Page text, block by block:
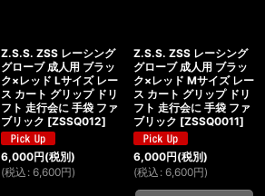
Z.S.S. ZSS レーシング
グローブ 成人用 ブラッ
ク×レッド Lサイズ レー
ス カート グリップ ドリ
フト 走行会に 手袋 ファ
ブリック [ZSSQ012]
6,000円(税別)
(税込 : 6,600円)
Z.S.S. ZSS レーシング
グローブ 成人用 ブラッ
ク×レッド Mサイズ レー
ス カート グリップ ドリ
フト 走行会に 手袋 ファ
ブリック [ZSSQ0011]
6,000円(税別)
(税込 : 6,600円)